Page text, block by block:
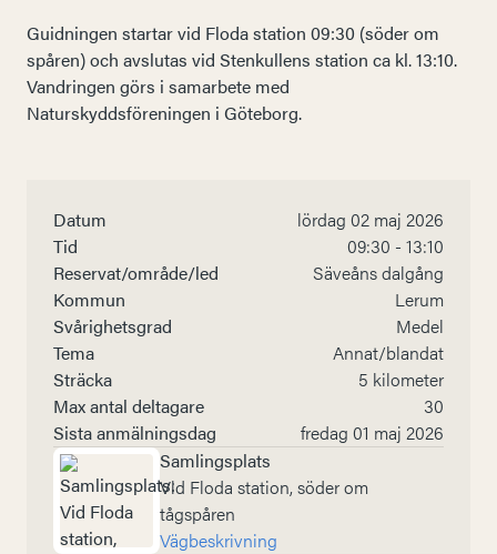
Guidningen startar vid Floda station 09:30 (söder om
spåren) och avslutas vid Stenkullens station ca kl. 13:10.
Vandringen görs i samarbete med
Naturskyddsföreningen i Göteborg.
Datum
lördag 02 maj 2026
Tid
09:30 - 13:10
Reservat/område/led
Säveåns dalgång
Kommun
Lerum
Svårighetsgrad
Medel
Tema
Annat/blandat
Sträcka
5 kilometer
Max antal deltagare
30
Sista anmälningsdag
fredag 01 maj 2026
Samlingsplats
Vid Floda station, söder om
tågspåren
Vägbeskrivning